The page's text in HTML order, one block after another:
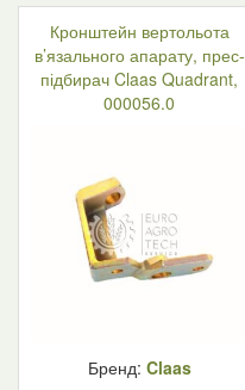
Кронштейн вертольота
в’язального апарату, прес-
підбирач Claas Quadrant,
000056.0
Бренд: Claas